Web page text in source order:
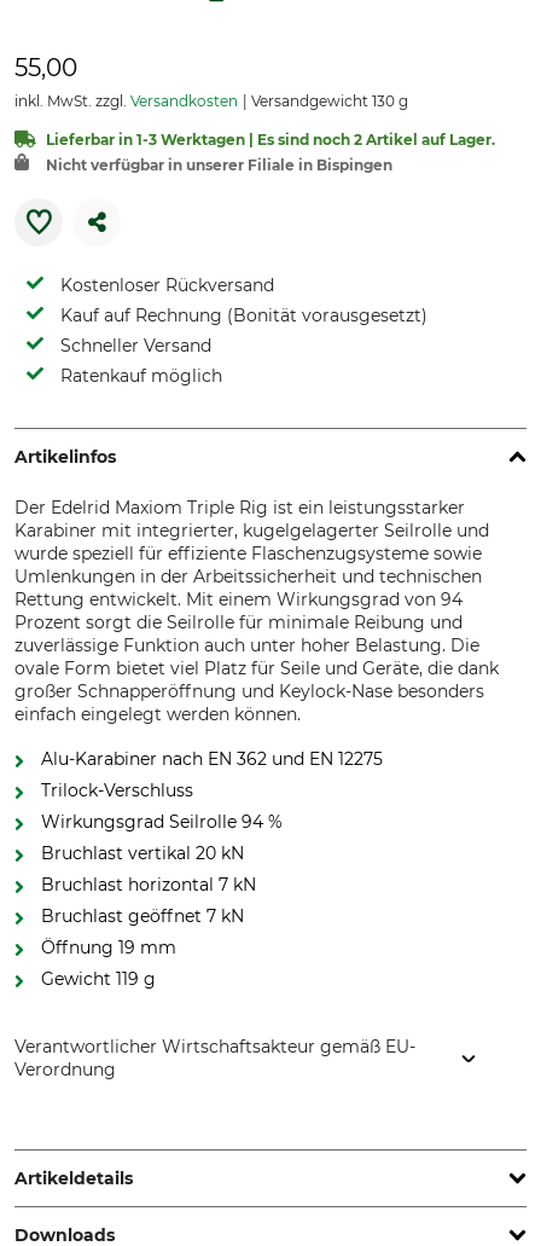
55,00
inkl. MwSt. zzgl. Versandkosten Versandgewicht 130 g
Lieferbar in 1-3 Werktagen | Es sind noch 2 Artikel auf Lager.
Nicht verfügbar in unserer Filiale in Bispingen
Kostenloser Rückversand
Kauf auf Rechnung (Bonität vorausgesetzt)
Schneller Versand
Ratenkauf möglich
Artikelinfos
Der Edelrid Maxiom Triple Rig ist ein leistungsstarker
Karabiner mit integrierter, kugelgelagerter Seilrolle und
wurde speziell für effiziente Flaschenzugsysteme sowie
Umlenkungen in der Arbeitssicherheit und technischen
Rettung entwickelt. Mit einem Wirkungsgrad von 94
Prozent sorgt die Seilrolle für minimale Reibung und
zuverlässige Funktion auch unter hoher Belastung. Die
ovale Form bietet viel Platz für Seile und Geräte, die dank
großer Schnapperöffnung und Keylock-Nase besonders
einfach eingelegt werden können.
Alu-Karabiner nach EN 362 und EN 12275
Trilock-Verschluss
Wirkungsgrad Seilrolle 94 %
Bruchlast vertikal 20 kN
Bruchlast horizontal 7 kN
Bruchlast geöffnet 7 kN
Öffnung 19 mm
Gewicht 119 g
Verantwortlicher Wirtschaftsakteur gemäß EU-
Verordnung
Germany, www.edelrid.com
Artikeldetails
Marke
Downloads